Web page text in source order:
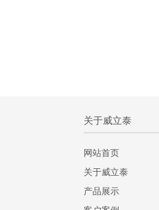
关于威立泰
网站首页
关于威立泰
产品展示